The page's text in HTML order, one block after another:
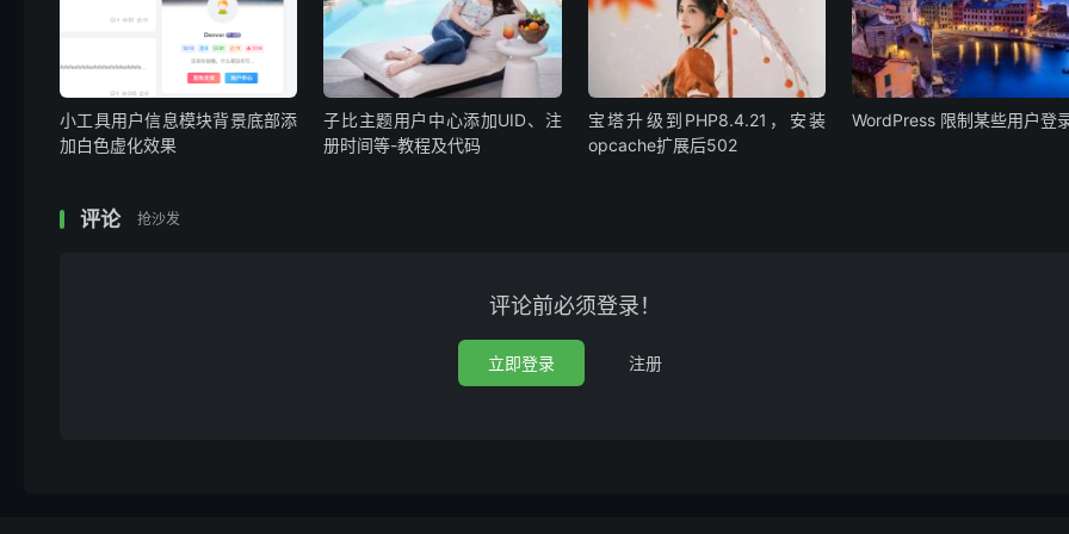
小工具用户信息模块背景底部添
加白色虚化效果
子比主题用户中心添加UID、注
册时间等-教程及代码
宝塔升级到PHP8.4.21，安装
opcache扩展后502
WordPress 限制某些用户登
评论 抢沙发
评论前必须登录！
立即登录 注册